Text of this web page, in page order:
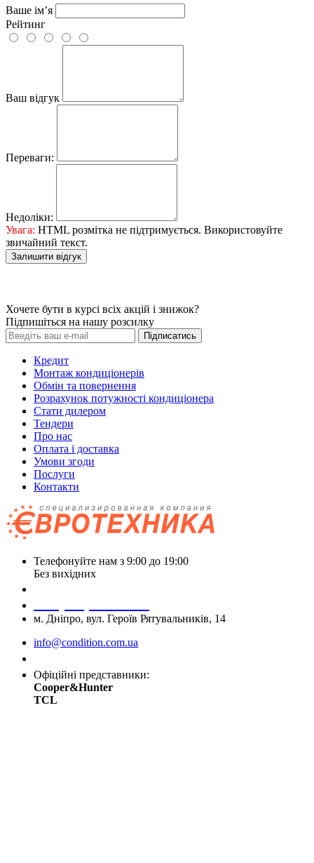
Ваше ім’я
Рейтинг
Ваш відгук
Переваги:
Недоліки:
Увага: HTML розмітка не підтримується. Використовуйте
звичайний текст.
Залишити відгук
Хочете бути в курсі всіх акцій і знижок?
Підпишіться на нашу розсилку
Підписатись
Кредит
Монтаж кондиціонерів
Обмін та повернення
Розрахунок потужності кондиціонера
Стати дилером
Тендери
Про нас
Оплата і доставка
Умови згоди
Послуги
Контакти
Телефонуйте нам з 9:00 до 19:00
Без вихідних
м. Дніпро, вул. Героїв Рятувальників, 14
info@condition.com.ua
Офіційні представники:
Cooper&Hunter
TCL